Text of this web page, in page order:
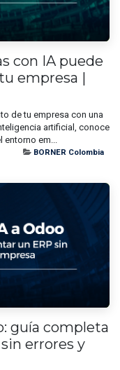
con IA puede
empresa |
de tu empresa con una
artificial, conoce
em...
BORNER Colombia
guía completa
errores y